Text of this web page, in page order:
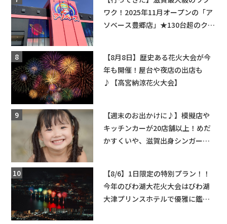
ワク！2025年11月オープンの「ア
ソベース豊郷店」★130台超のクレ
【8月8日】歴史ある花火大会が今
年も開催！屋台や夜店の出店も
♪【高宮納涼花火大会】
【週末のお出かけに♪】模擬店や
キッチンカーが20店舗以上！めだ
かすくいや、滋賀出身シンガーソ
【8/6】1日限定の特別プラン！！
今年のびわ湖大花火大会はびわ湖
大津プリンスホテルで優雅に鑑賞